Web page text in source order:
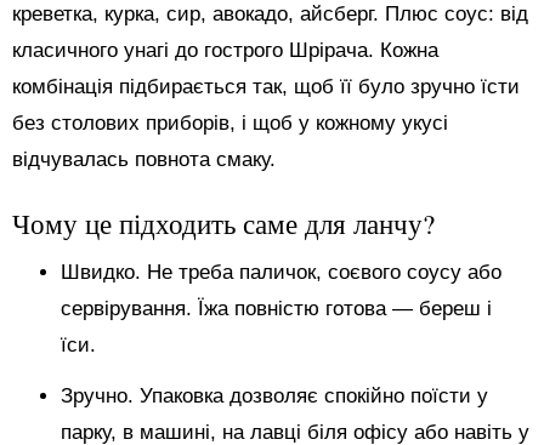
креветка, курка, сир, авокадо, айсберг. Плюс соус: від
класичного унагі до гострого Шрірача. Кожна
комбінація підбирається так, щоб її було зручно їсти
без столових приборів, і щоб у кожному укусі
відчувалась повнота смаку.
Чому це підходить саме для ланчу?
Швидко. Не треба паличок, соєвого соусу або
сервірування. Їжа повністю готова — береш і
їси.
Зручно. Упаковка дозволяє спокійно поїсти у
парку, в машині, на лавці біля офісу або навіть у